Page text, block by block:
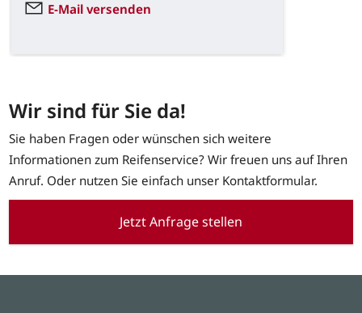
E-Mail versenden
Wir sind für Sie da!
Sie haben Fragen oder wünschen sich weitere
Informationen zum Reifenservice? Wir freuen uns auf Ihren
Anruf. Oder nutzen Sie einfach unser Kontaktformular.
Jetzt Anfrage stellen